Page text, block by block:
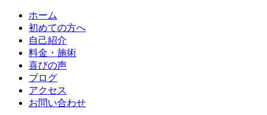
ホーム
初めての方へ
自己紹介
料金・施術
喜びの声
ブログ
アクセス
お問い合わせ